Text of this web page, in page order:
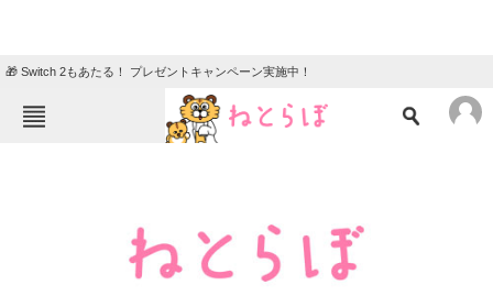
🎁 Switch 2もあたる！ プレゼントキャンペーン実施中！
クイズ
地域